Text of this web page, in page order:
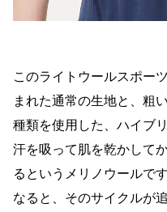
このライトウールスポー
まれた通常の生地と、粗
種類を使用した、ハイブ
汗を吸って肌を乾かして
るというメリノウールで
なると、そのサイクルが